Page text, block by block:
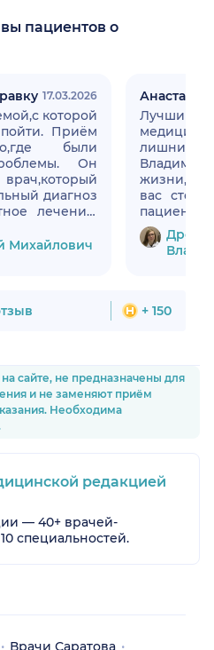
пациентов о
17.03.2026
которой
Приём
были
Он
диагноз
лечение.
и приступов
Спасибо
Михайлович
Анастасия
Лучший
лишних
жизни,
вас
пациентов!
+ 150
сайте, не предназначены для
и не заменяют приём
Необходима
редакцией
— 40+ врачей-
специальностей.